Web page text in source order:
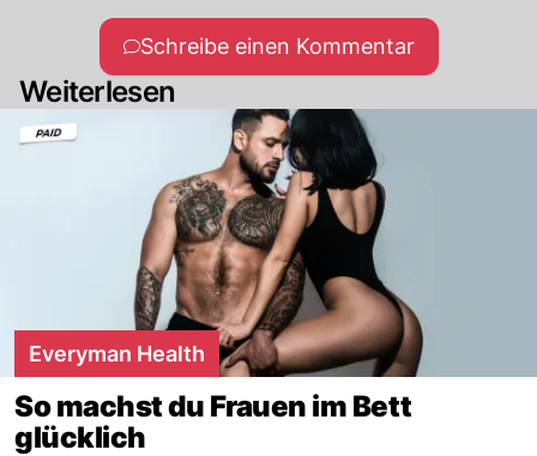
Schreibe einen Kommentar
Weiterlesen
Everyman Health
So machst du Frauen im Bett
glücklich